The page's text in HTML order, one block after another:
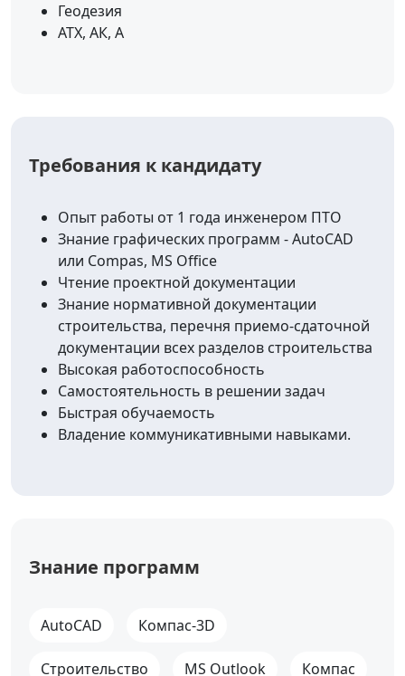
Геодезия
АТХ, АК, А
Требования к кандидату
Опыт работы от 1 года инженером ПТО
Знание графических программ - AutoCAD
или Compas, MS Office
Чтение проектной документации
Знание нормативной документации
строительства, перечня приемо-сдаточной
документации всех разделов строительства
Высокая работоспособность
Самостоятельность в решении задач
Быстрая обучаемость
Владение коммуникативными навыками.
Знание программ
AutoCAD Компас-3D
Строительство MS Outlook Компас